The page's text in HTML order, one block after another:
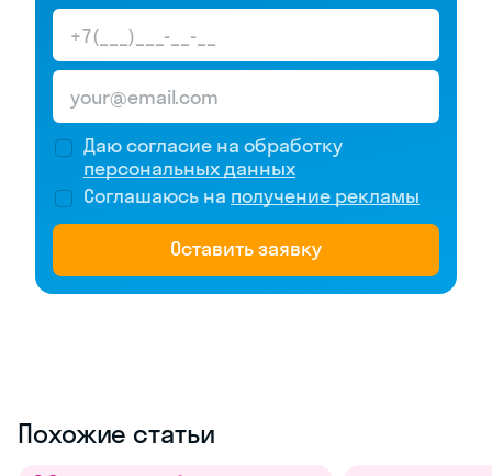
Даю согласие на обработку
персональных данных
Соглашаюсь на получение рекламы
Оставить заявку
Похожие статьи